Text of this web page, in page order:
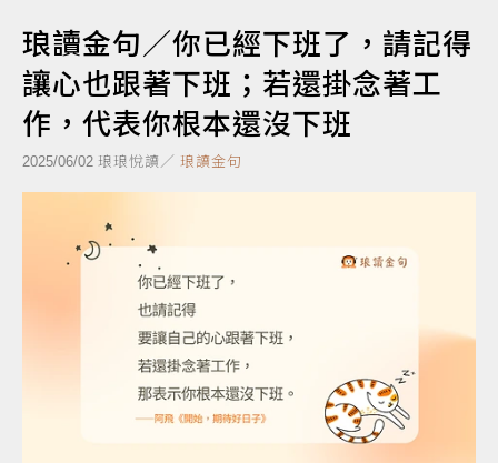
琅讀金句／你已經下班了，請記得
讓心也跟著下班；若還掛念著工
作，代表你根本還沒下班
2025/06/02 琅琅悅讀／ 琅讀金句